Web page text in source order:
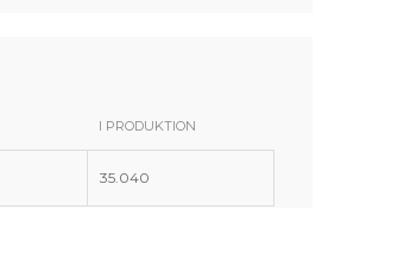
I PRODUKTION
35.040